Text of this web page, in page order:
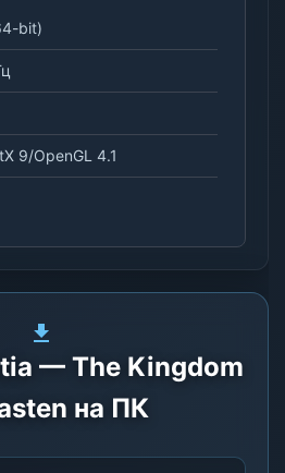
bit)
9/OpenGL 4.1
— The Kingdom
на ПК